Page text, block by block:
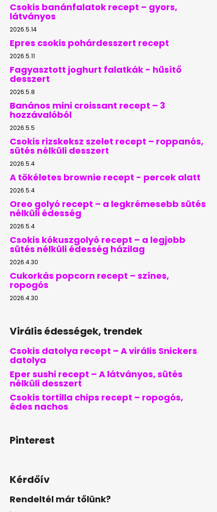
Csokis banánfalatok recept – gyors,
látványos
2026.5.14
Epres csokis pohárdesszert recept
2026.5.11
Fagyasztott joghurt falatkák - hűsítő
desszert
2026.5.8
Banános mini croissant recept – 3
hozzávalóból
2026.5.5
Csokis rizskeksz szelet recept – roppanós,
sütés nélküli desszert
2026.5.4
A tökéletes brownie recept - percek alatt
2026.5.4
Oreo golyó recept – a legkrémesebb sütés
nélküli édesség
2026.5.4
Csokis kókuszgolyó recept – a legjobb
sütés nélküli édesség házilag
2026.4.30
Cukorkás popcorn recept – színes,
ropogós
2026.4.30
Virális édességek, trendek
Csokis datolya recept – A virális Snickers
datolya
Eper sushi recept – A látványos, sütés
nélküli desszert
Csokis tortilla chips recept – ropogós,
édes nachos
Pinterest
Kérdőív
Rendeltél már tőlünk?